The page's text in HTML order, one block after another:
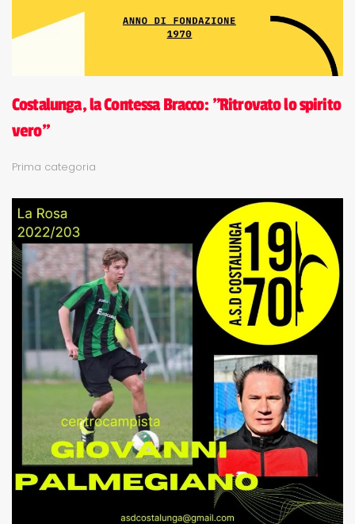
Costalunga, la Contessa Bracco: "Ritrovato lo spirito
vero"
Prima categoria